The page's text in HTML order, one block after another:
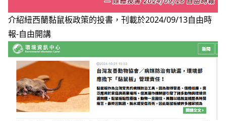
介紹紐西蘭黏鼠板政策的投書，刊載於2024/09/13自由時
報-自由開講